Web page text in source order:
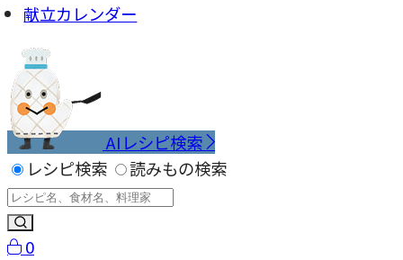
献立カレンダー
AIレシピ検索
レシピ検索
読みもの検索
0